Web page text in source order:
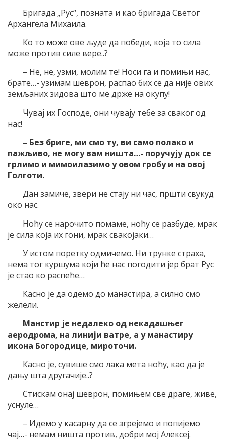
Бригада „Рус“, позната и као бригада Светог
Архангела Михаила.
Ко то може ове људе да победи, која то сила
може против силе вере..?
– Не, не, узми, молим те! Носи га и помињи нас,
брате…- узимам шеврон, распао бих се да није ових
земљаних зидова што ме држе на окупу!
Чувај их Господе, они чувају тебе за сваког од
нас!
– Без бриге, ми смо ту, ви само полако и
пажљиво, не могу вам ништа…- поручују док се
грлимо и мимоилазимо у овом гробу и на овој
Голготи.
Дан замиче, звери не стају ни час, пршти свукуд
око нас.
Ноћу се нарочито помаме, ноћу се разбуде, мрак
је сила која их гони, мрак свакојаки…
У истом поретку одмичемо. Ни трунке страха,
нема тог куршума који ће нас погодити јер брат Рус
је стао ко распеће…
Касно је да одемо до манастира, а силно смо
желели.
Манстир је недалеко од некадашњег
аеродрома, на линији ватре, а у манастиру
икона Богородице, мироточи.
Касно је, сувише смо лака мета ноћу, као да је
дању шта другачије..?
Стискам онај шеврон, помињем све драге, живе,
уснуле…
– Идемо у касарну да се згрејемо и попијемо
чај…- немам ништа против, добри мој Алексеј.